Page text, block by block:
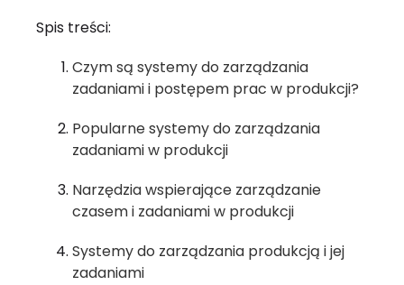
Spis treści:
Czym są systemy do zarządzania
zadaniami i postępem prac w produkcji?
Popularne systemy do zarządzania
zadaniami w produkcji
Narzędzia wspierające zarządzanie
czasem i zadaniami w produkcji
Systemy do zarządzania produkcją i jej
zadaniami